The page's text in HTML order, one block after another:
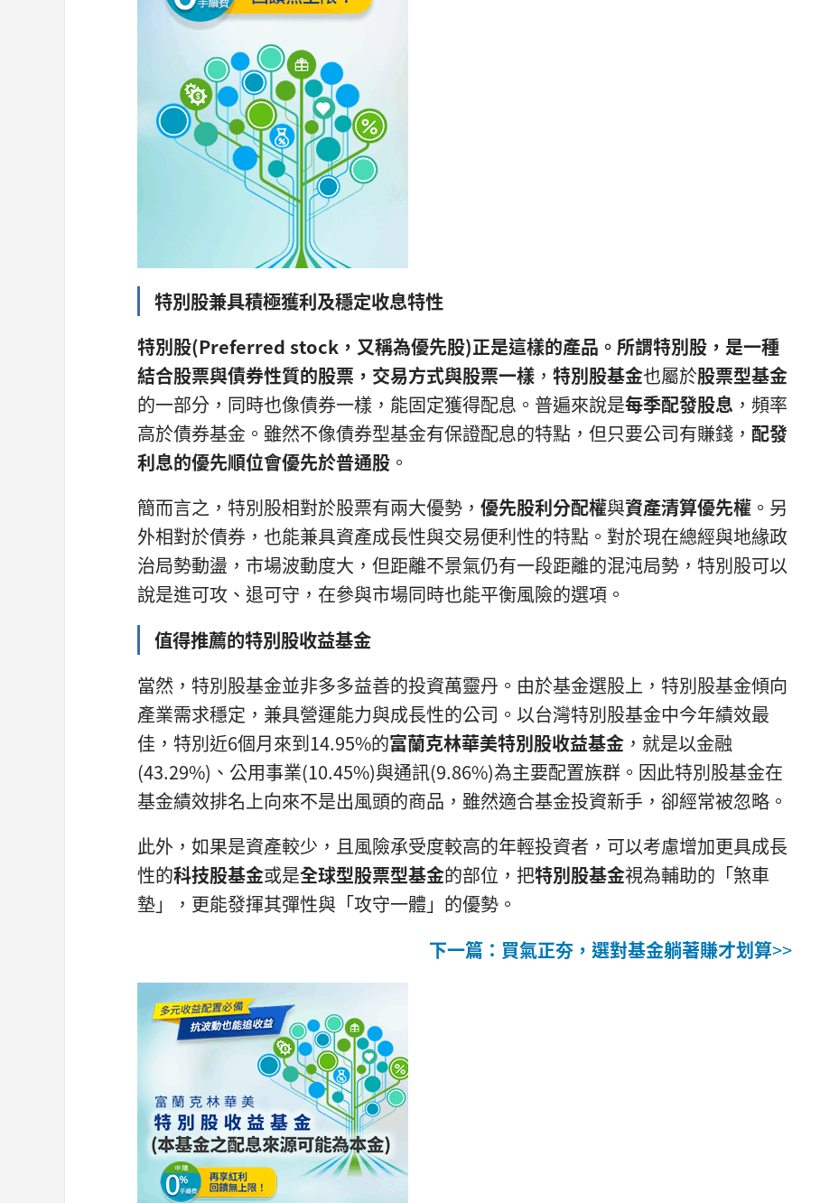
特別股兼具積極獲利及穩定收息特性
特別股(Preferred stock，又稱為優先股)正是這樣的產品。所謂特別股，是一種
結合股票與債券性質的股票，交易方式與股票一樣 ， 特別股基金也屬於股票型基金
的一部分，同時也像債券一樣，能固定獲得配息。普遍來說是每季配發股息 ，頻率
高於債券基金。雖然不像債券型基金有保證配息的特點，但只要公司有賺錢， 配發
利息的優先順位會優先於普通股 。
簡而言之，特別股相對於股票有兩大優勢， 優先股利分配權與資產清算優先權 。另
外相對於債券，也能兼具資產成長性與交易便利性的特點。對於現在總經與地緣政
治局勢動盪，市場波動度大，但距離不景氣仍有一段距離的混沌局勢，特別股可以
說是進可攻、退可守，在參與市場同時也能平衡風險的選項。
值得推薦的特別股收益基金
當然，特別股基金並非多多益善的投資萬靈丹。由於基金選股上，特別股基金傾向
產業需求穩定，兼具營運能力與成長性的公司。以台灣特別股基金中今年績效最
佳，特別近6個月來到14.95%的富蘭克林華美特別股收益基金 ，就是以金融
(43.29%)、公用事業(10.45%)與通訊(9.86%)為主要配置族群。因此特別股基金在
基金績效排名上向來不是出風頭的商品，雖然適合基金投資新手，卻經常被忽略。
此外，如果是資產較少，且風險承受度較高的年輕投資者，可以考慮增加更具成長
性的科技股基金或是全球型股票型基金的部位，把特別股基金視為輔助的「煞車
墊」，更能發揮其彈性與「攻守一體」的優勢。
下一篇： 買氣正夯，選對基金躺著賺才划算>>